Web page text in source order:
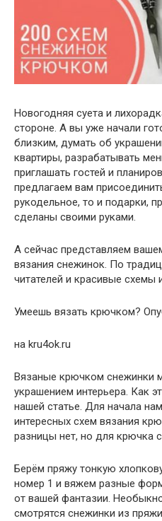
Новогодняя суета и
стороне. А вы уже начали
близким, думать об
квартиры, разрабатывать
приглашать гостей и
предлагаем вам
рукодельное, то и подарки,
сделаны своими руками.
А сейчас представляем
вязания снежинок. По
читателей и красивые схемы
Умеешь вязать крючком?
на kru4ok.ru
Вязаные крючком снежинки
украшением интерьера. Как
нашей статье. Для начала
интересных схем вязания
разницы нет, но для крючка
Берём пряжу тонкую
номер 1 и вяжем разные
от вашей фантазии.
смотрятся снежинки из